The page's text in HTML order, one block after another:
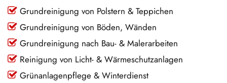
Grundreinigung von Polstern & Teppichen
Grundreinigung von Böden, Wänden
Grundreinigung nach Bau- & Malerarbeiten
Reinigung von Licht- & Wärmeschutzanlagen
Grünanlagenpflege & Winterdienst